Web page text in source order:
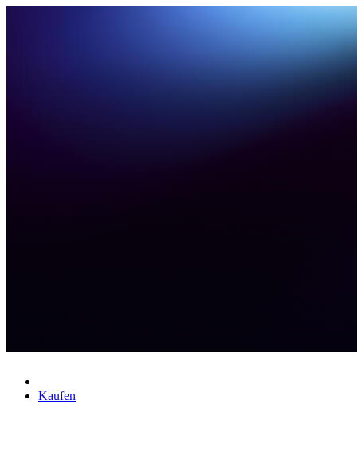
Kaufen